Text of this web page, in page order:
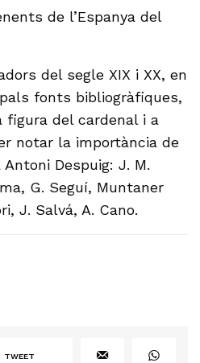
de l’Espanya del
del segle XIX i XX, en
fonts bibliogràfiques,
del cardenal i a
notar la importància de
Despuig: J. M.
G. Seguí, Muntaner
J. Salvá, A. Cano.
TWEET